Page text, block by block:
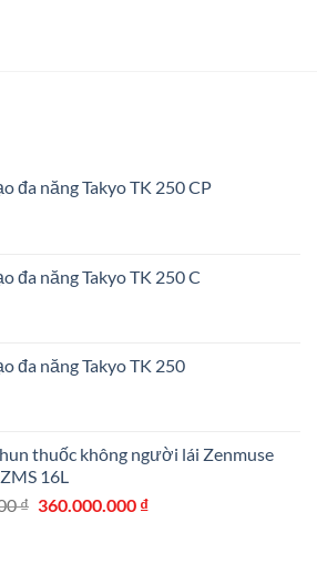
đa năng Takyo TK 250 CP
đa năng Takyo TK 250 C
đa năng Takyo TK 250
thuốc không người lái Zenmuse
16L
₫ Giá
360.000.000 ₫Giá